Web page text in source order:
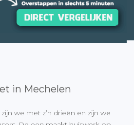
in Mechelen
we met z’n drieën en zijn we